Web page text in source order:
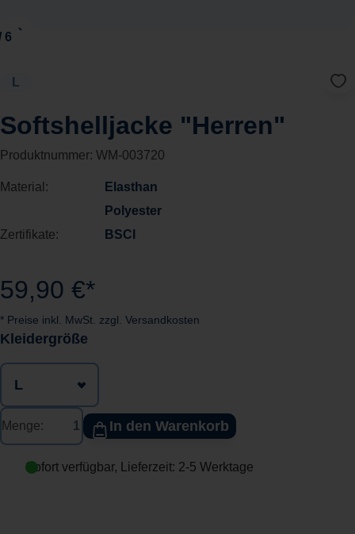
L
Softshelljacke "Herren"
Produktnummer: WM-003720
Material:
Elasthan
Polyester
Zertifikate:
BSCI
59,90 €*
* Preise inkl. MwSt. zzgl. Versandkosten
Kleidergröße
Menge: In den Warenkorb
Sofort verfügbar, Lieferzeit: 2-5 Werktage